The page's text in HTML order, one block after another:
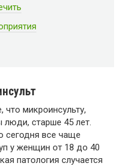
микроинсульту,
старше 45 лет.
сегодня все чаще
у женщин от 18 до 40
патология случается